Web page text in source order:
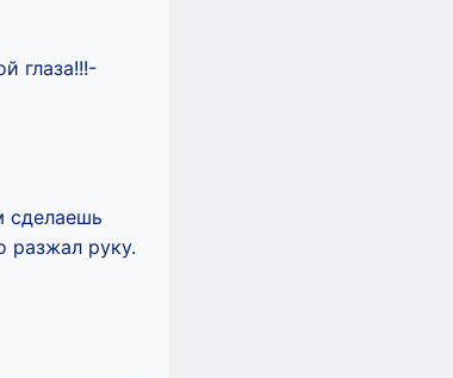
глаза!!!-
сделаешь
разжал руку.